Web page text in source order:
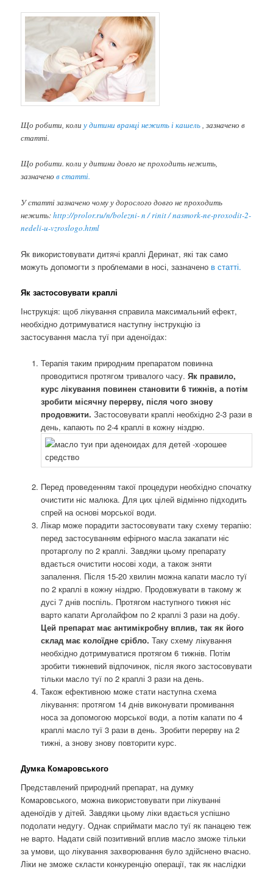
Що робити, колиу дитини вранці нежить і кашель, зазначено в
статті.
Що робити. коли у дитини довго не проходить нежить,
зазначенов статті.
У статті зазначено чому у дорослого довго не проходить
нежить:http://prolor.ru/n/bolezni- n / rinit / nasmork-ne-proxodit-2-
nedeli-u-vzroslogo.html
Як використовувати дитячі краплі Деринат, які так само
можуть допомогти з проблемами в носі, зазначено в статті.
Як застосовувати краплі
Інструкція: щоб лікування справила максимальний ефект,
необхідно дотримуватися наступну інструкцію із
застосування масла туї при аденоїдах:
Терапія таким природним препаратом повинна
проводитися протягом тривалого часу. Як правило,
курс лікування повинен становити 6 тижнів, а потім
зробити місячну перерву, після чого знову
продовжити. Застосовувати краплі необхідно 2-3 рази в
день, капають по 2-4 краплі в кожну ніздрю.
Перед проведенням такої процедури необхідно спочатку
очистити ніс малюка. Для цих цілей відмінно підходить
спрей на основі морської води.
Лікар може порадити застосовувати таку схему терапію:
перед застосуванням ефірного масла закапати ніс
протарголу по 2 краплі. Завдяки цьому препарату
вдається очистити носові ходи, а також зняти
запалення. Після 15-20 хвилин можна капати масло туї
по 2 краплі в кожну ніздрю. Продовжувати в такому ж
дусі 7 днів поспіль. Протягом наступного тижня ніс
варто капати Арголайфом по 2 краплі 3 рази на добу.
Цей препарат має антимікробну вплив, так як його
склад має колоїдне срібло. Таку схему лікування
необхідно дотримуватися протягом 6 тижнів. Потім
зробити тижневий відпочинок, після якого застосовувати
тільки масло туї по 2 краплі 3 рази на день.
Також ефективною може стати наступна схема
лікування: протягом 14 днів виконувати промивання
носа за допомогою морської води, а потім капати по 4
краплі масло туї 3 рази в день. Зробити перерву на 2
тижні, а знову знову повторити курс.
Думка Комаровського
Представлений природний препарат, на думку
Комаровського, можна використовувати при лікуванні
аденоїдів у дітей. Завдяки цьому ліки вдається успішно
подолати недугу. Однак сприймати масло туї як панацею теж
не варто. Надати свій позитивний вплив масло зможе тільки
за умови, що лікування захворювання було здійснено вчасно.
Ліки не зможе скласти конкуренцію операції, так як наслідки